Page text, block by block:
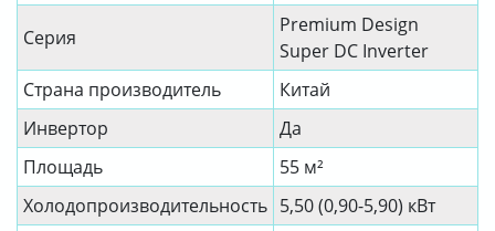
Серия
Premium Design
Super DC Inverter
Страна производитель
Китай
Инвертор
Да
Площадь
55 м²
Холодопроизводительность 5,50 (0,90-5,90) кВт